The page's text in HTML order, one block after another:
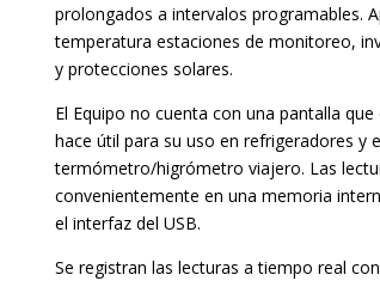
prolongados a intervalos programables.
temperatura estaciones de monitoreo,
y protecciones solares.
El Equipo no cuenta con una pantalla
hace útil para su uso en refrigeradores y
termómetro/higrómetro viajero. Las
convenientemente en una memoria
el interfaz del USB.
Se registran las lecturas a tiempo real